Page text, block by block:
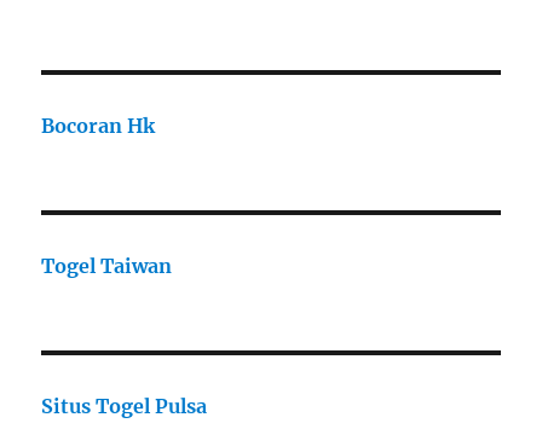
Bocoran Hk
Togel Taiwan
Situs Togel Pulsa